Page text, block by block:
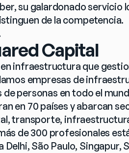
su galardonado servicio
de la competencia.
Capital
infraestructura que
empresas de
personas en todo el
en 70 países y abarcan
transporte,
de 300 profesionales
São Paulo, Singapur,